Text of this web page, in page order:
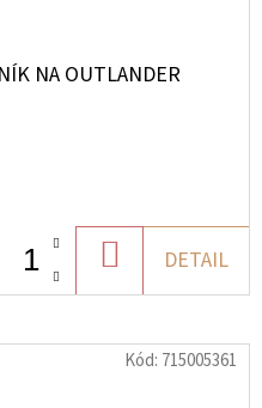
NA OUTLANDER
KOŠÍKU
DETAIL
Kód: 715005361